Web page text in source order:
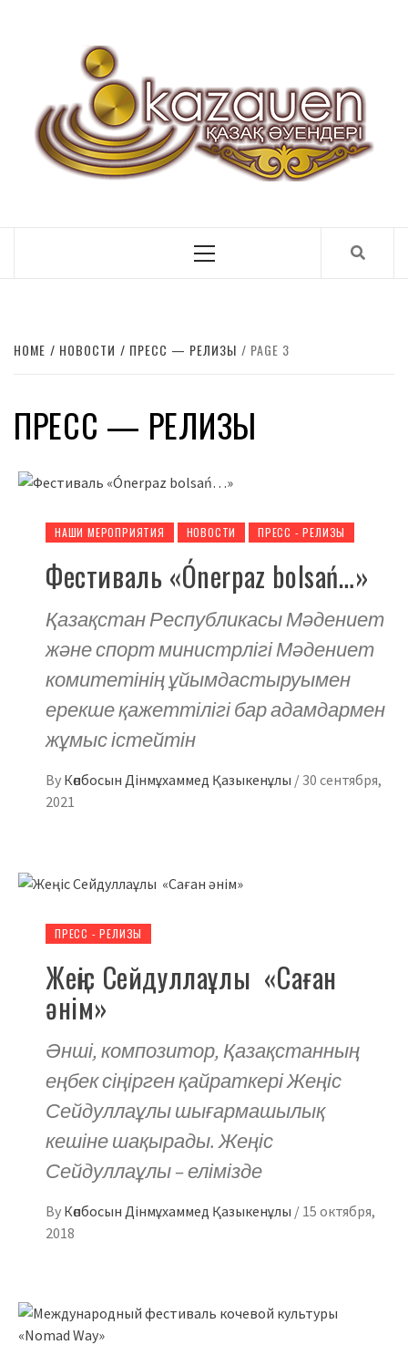
Menu
HOME НОВОСТИ ПРЕСС — РЕЛИЗЫ PAGE 3
ПРЕСС — РЕЛИЗЫ
НАШИ МЕРОПРИЯТИЯ НОВОСТИ ПРЕСС - РЕЛИЗЫ
Фестиваль «Ónerpaz bolsań…»
Қазақстан Республикасы Мәдениет
және спорт министрлігі Мәдениет
комитетінің ұйымдастыруымен
ерекше қажеттілігі бар адамдармен
жұмыс істейтін
By Көпбосын Дінмұхаммед Қазыкенұлы / 30 сентября,
2021
ПРЕСС - РЕЛИЗЫ
Жеңіс Сейдуллаұлы «Саған
әнім»
Әнші, композитор, Қазақстанның
еңбек сіңірген қайраткері Жеңіс
Сейдуллаұлы шығармашылық
кешіне шақырады. Жеңіс
Сейдуллаұлы – елімізде
By Көпбосын Дінмұхаммед Қазыкенұлы / 15 октября,
2018